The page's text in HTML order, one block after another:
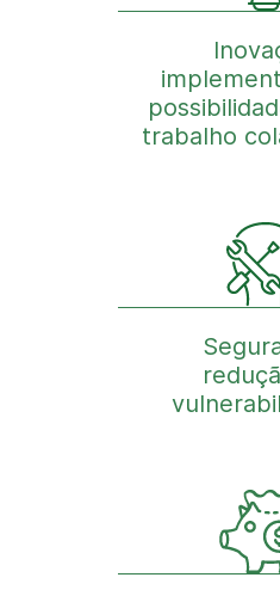
trabalho